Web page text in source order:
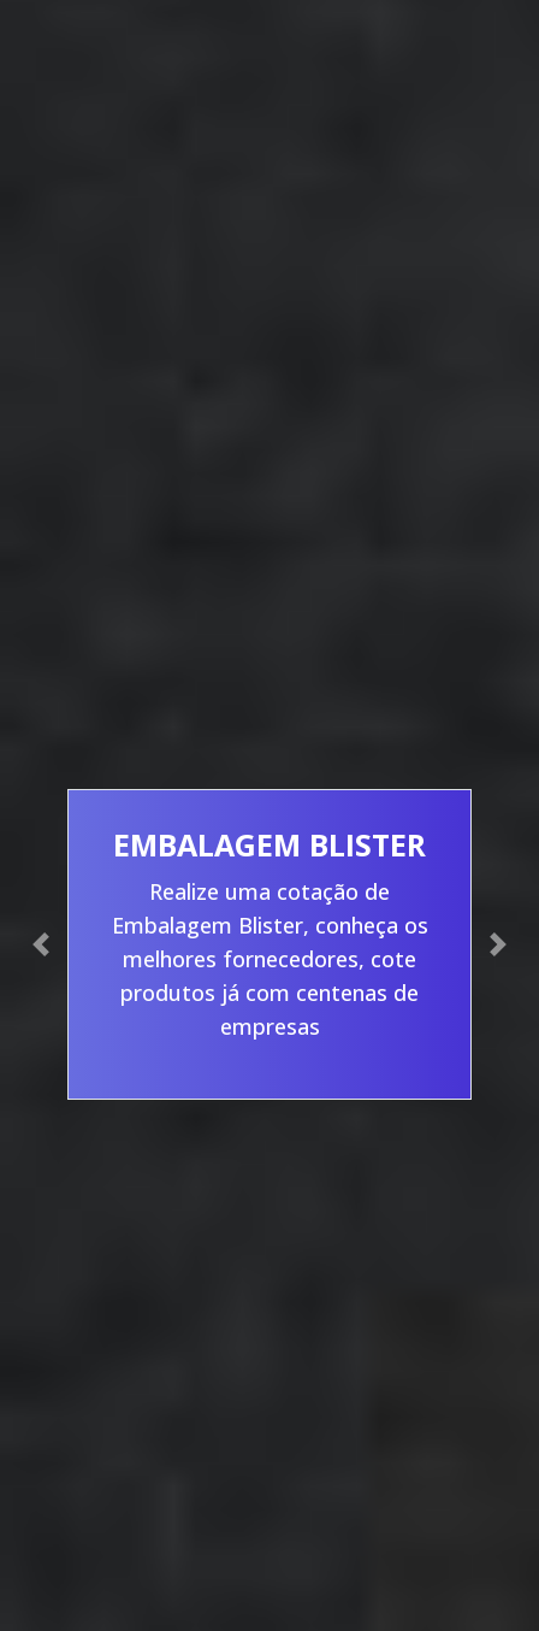
EMBALAGEM BLISTER
Realize uma cotação de
Embalagem Blister, conheça os
melhores fornecedores, cote
produtos já com centenas de
empresas
Previous Next